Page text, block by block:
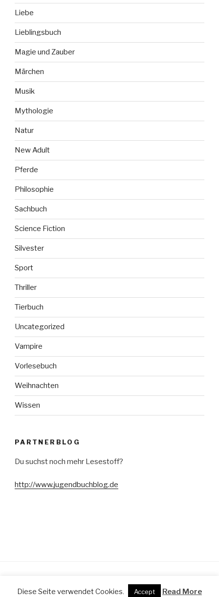
Liebe
Lieblingsbuch
Magie und Zauber
Märchen
Musik
Mythologie
Natur
New Adult
Pferde
Philosophie
Sachbuch
Science Fiction
Silvester
Sport
Thriller
Tierbuch
Uncategorized
Vampire
Vorlesebuch
Weihnachten
Wissen
PARTNERBLOG
Du suchst noch mehr Lesestoff?
http://www.jugendbuchblog.de
Diese Seite verwendet Cookies. Accept Read More